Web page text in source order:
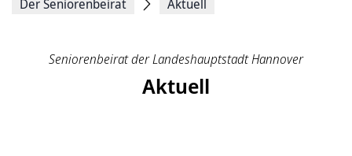
Der Seniorenbeirat
Aktuell
Seniorenbeirat der Landeshauptstadt Hannover
Aktuell